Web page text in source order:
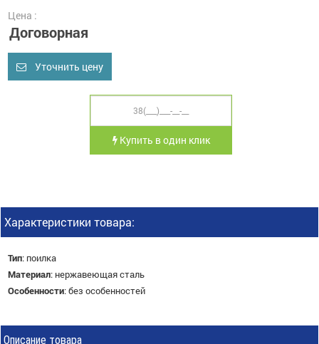
Цена :
Договорная
Уточнить цену
Купить в один клик
Характеристики товара:
Тип: поилка
Материал: нержавеющая сталь
Особенности:без особенностей
Описание товара